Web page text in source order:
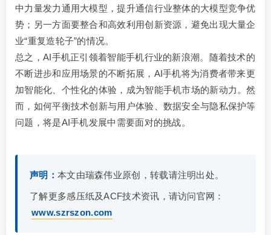
中力量发力通用大模型，提升通信行业整体的大模型竞争优
势；另一方面要整合和高效利用创新资源，避免出现大量企
业“重复造轮子”的情况。
总之，AI手机正引领着智能手机行业的新浪潮。随着技术的
不断进步和应用场景的不断拓展，AI手机将为消费者带来更
加智能化、个性化的体验，成为智能手机市场的新动力。然
而，如何平衡技术创新与用户体验、数据安全与隐私保护等
问题，将是AI手机发展中需要面对的挑战。
声明： 本文由瑞森伟业原创，转载请注明出处。
了解更多感压纸及ACF技术资讯，请访问官网：
www.szrszon.com